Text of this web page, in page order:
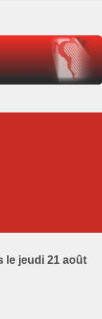
le jeudi 21 août